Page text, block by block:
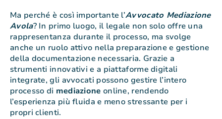
Ma perché è così importante l’Avvocato Mediazione
Avola? In primo luogo, il legale non solo offre una
rappresentanza durante il processo, ma svolge
anche un ruolo attivo nella preparazione e gestione
della documentazione necessaria. Grazie a
strumenti innovativi e a piattaforme digitali
integrate, gli avvocati possono gestire l’intero
processo di mediazione online, rendendo
l’esperienza più fluida e meno stressante per i
propri clienti.